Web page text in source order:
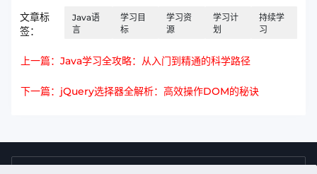
文章标
签：
Java语
言
学习目
标
学习资
源
学习计
划
持续学
习
上一篇：Java学习全攻略：从入门到精通的科学路径
下一篇：jQuery选择器全解析：高效操作DOM的秘诀